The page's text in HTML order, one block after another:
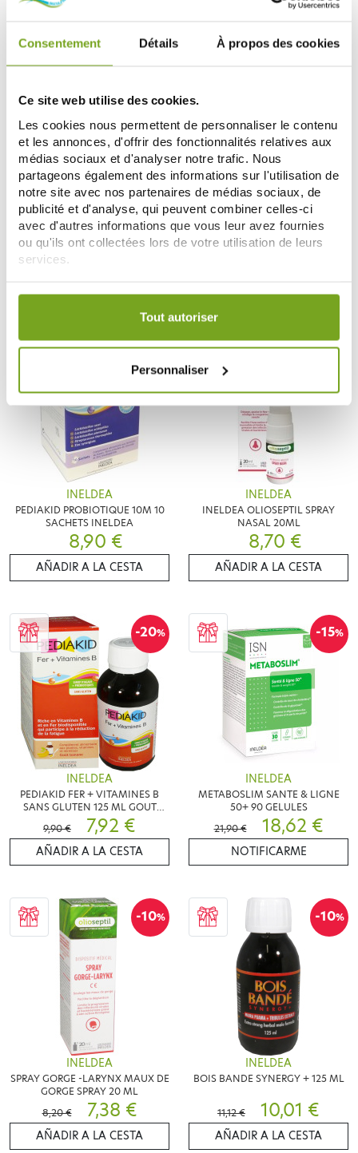
Consentement Détails À propos des cookies
Ce site web utilise des cookies.
Les cookies nous permettent de personnaliser le contenu
et les annonces, d'offrir des fonctionnalités relatives aux
médias sociaux et d'analyser notre trafic. Nous
partageons également des informations sur l'utilisation de
notre site avec nos partenaires de médias sociaux, de
publicité et d'analyse, qui peuvent combiner celles-ci
avec d'autres informations que vous leur avez fournies
ou qu'ils ont collectées lors de votre utilisation de leurs
services.
Votre choix de consentement est conservé pendant une
Tout autoriser
Personnaliser
INELDEA
INELDEA OLIOSEPTIL BRONCHES
15 GELULES
9,20 €
INELDEA
VITAMIN 22 ACEROLA 1000
TONUS & VITALITE VITAMINE C
INELDEA 24 COMPRIMES
INELDEA
PEDIAKID PROBIOTIQUE 10M 10
SACHETS INELDEA
8,90 €
AÑADIR A LA CESTA
INELDEA
INELDEA OLIOSEPTIL SPRAY
NASAL 20ML
8,70 €
AÑADIR A LA CESTA
-20%
INELDEA
PEDIAKID FER + VITAMINES B
SANS GLUTEN 125 ML GOUT
BANANE
9,90 € 7,92 €
AÑADIR A LA CESTA
-15%
INELDEA
METABOSLIM SANTE & LIGNE
50+ 90 GELULES
21,90 €
18,62 €
NOTIFICARME
-10%
INELDEA
SPRAY GORGE -LARYNX MAUX DE
GORGE SPRAY 20 ML
8,20 €
7,38 €
AÑADIR A LA CESTA
-10%
INELDEA
BOIS BANDE SYNERGY + 125 ML
11,12 € 10,01 €
AÑADIR A LA CESTA